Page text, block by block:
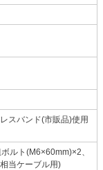
スバンド(市販品)使用
ルト(M6×60mm)×2、
当ケーブル用)